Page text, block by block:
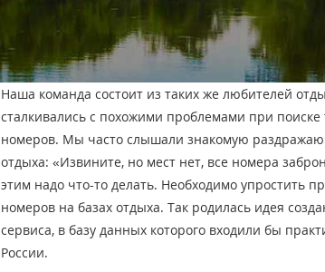
Наша команда состоит из таких же любителей
сталкивались с похожими проблемами при поиске
номеров. Мы часто слышали знакомую
отдыха: «Извините, но мест нет, все номера
этим надо что-то делать. Необходимо упростить
номеров на базах отдыха. Так родилась идея
сервиса, в базу данных которого входили бы
России.